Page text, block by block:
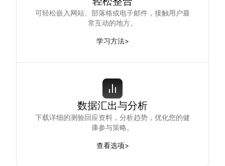
可轻松嵌入网站、部落格或电子邮件，接触用户最
常互动的地方。
学习方法>
数据汇出与分析
下载详细的测验回应资料，分析趋势，优化您的健
康参与策略。
查看选项>